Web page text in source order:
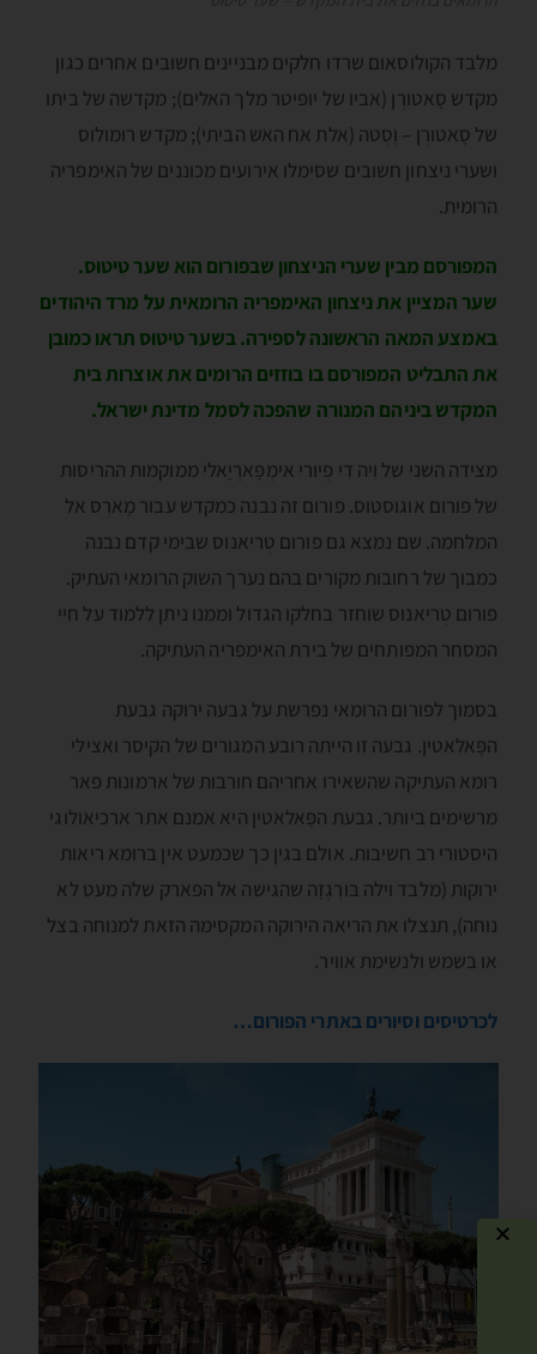
מלבד הקולוסאום שרדו חלקים מבניינים חשובים אחרים כגון
מקדש סָאטורְן (אביו של יופּיטר מלך האלים); מקדשה של ביתו
של סָאטורְן – וֶסְטה (אלת אח האש הביתי); מקדש רומולוס
ושערי ניצחון חשובים שסימלו אירועים מכוננים של האימפריה
הרומית.
המפורסם מבין שערי הניצחון שבפורום הוא שער טִיטוּס.
שער המציין את ניצחון האימפריה הרומאית על מרד היהודים
באמצע המאה הראשונה לספירה. בשער טִיטוּס תראו כמובן
את התבליט המפורסם בו בוזזים הרומים את אוצרות בית
המקדש ביניהם המנורה שהפכה לסמל מדינת ישראל.
מצידה השני של וִיה דִי פְיורי אימְפָּארְיָאלי ממוקמות ההריסות
של פורום אוגוסטוס. פורום זה נבנה כמקדש עבור מָארְס אל
המלחמה. שם נמצא גם פורום טְריאנוס שבימי קדם נבנה
כמבוך של רחובות מקורים בהם נערך השוק הרומאי העתיק.
פורום טְריאנוס שוחזר בחלקו הגדול וממנו ניתן ללמוד על חיי
המסחר המפותחים של בירת האימפריה העתיקה.
בסמוך לפורום הרומאי נפרשת על גבעה ירוקה גבעת
הפָּאלאטין. גבעה זו הייתה רובע המגורים של הקיסר ואצילי
רומא העתיקה שהשאירו אחריהם חורבות של ארמונות פאר
מרשימים ביותר. גבעת הפָּאלאטין היא אמנם אתר ארכיאולוגי
היסטורי רב חשיבות. אולם בגין כך שכמעט אין ברומא ריאות
ירוקות (מלבד וילה בּורְגֶזָה שהגישה אל הפארק שלה מעט לא
נוחה), תנצלו את הריאה הירוקה המקסימה הזאת למנוחה בצל
או בשמש ולנשימת אוויר.
לכרטיסים וסיורים באתרי הפורום…